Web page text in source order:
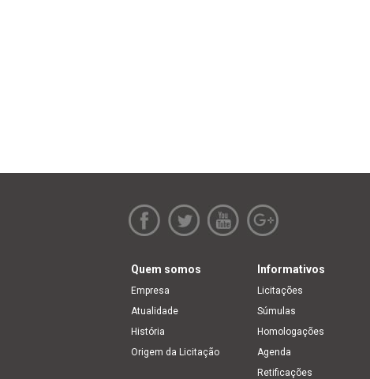
Quem somos
Empresa
Atualidade
História
Origem da Licitação
Informativos
Licitações
Súmulas
Homologações
Agenda
Retificações